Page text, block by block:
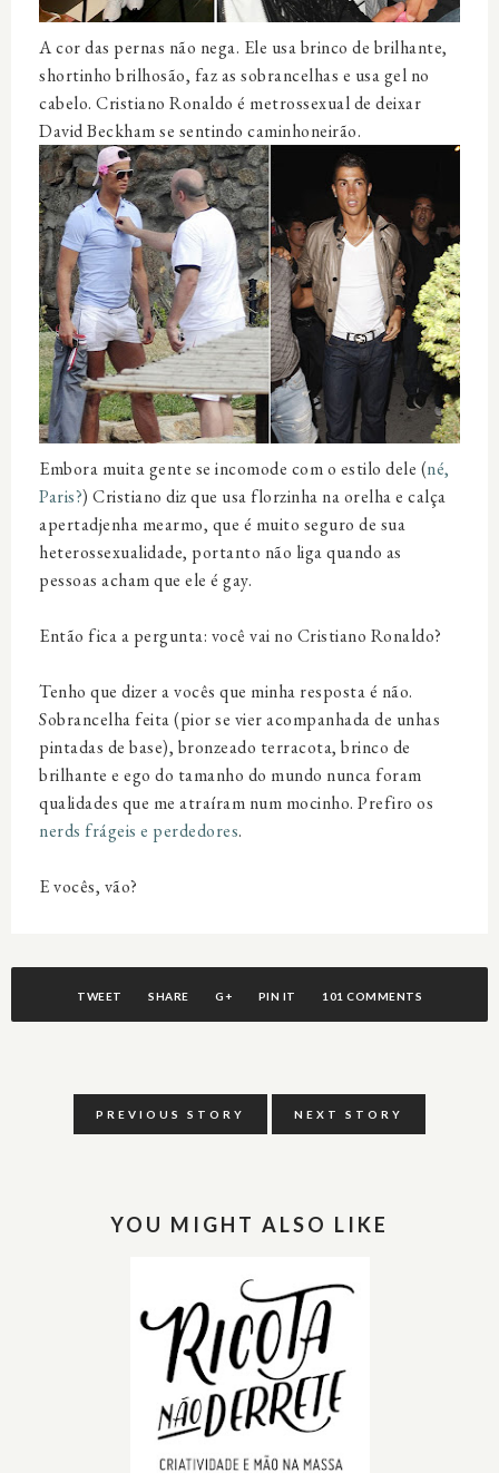
A cor das pernas não nega. Ele usabrinco de brilhante,
shortinho brilhosão, faz as sobrancelhas e usa gel no
cabelo. Cristiano Ronaldo é metrossexual de deixar
David Beckham se sentindo caminhoneirão.
Embora muita gente se incomode com o estilo dele (né,
Paris?) Cristiano diz que usa florzinha na orelha e calça
apertadjenha mearmo, que é muito seguro de sua
heterossexualidade, portanto não liga quando as
pessoas acham que ele é gay.
Então fica a pergunta: você vai no Cristiano Ronaldo?
Tenho que dizer a vocês que minha resposta é não.
Sobrancelha feita (pior se vier acompanhada de unhas
pintadas de base), bronzeado terracota, brinco de
brilhante e ego do tamanho do mundo nunca foram
qualidades que me atraíram num mocinho. Prefiro os
nerds frágeis e perdedores.
E vocês, vão?
TWEET SHARE G+ PIN IT 101 COMMENTS
PREVIOUS STORY NEXT STORY
YOU MIGHT ALSO LIKE